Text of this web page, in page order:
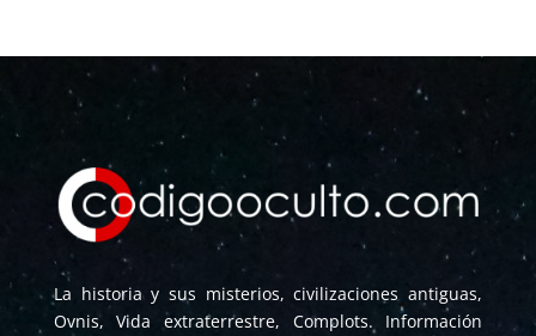
La historia y sus misterios, civilizaciones antiguas,
Ovnis, Vida extraterrestre, Complots. Información